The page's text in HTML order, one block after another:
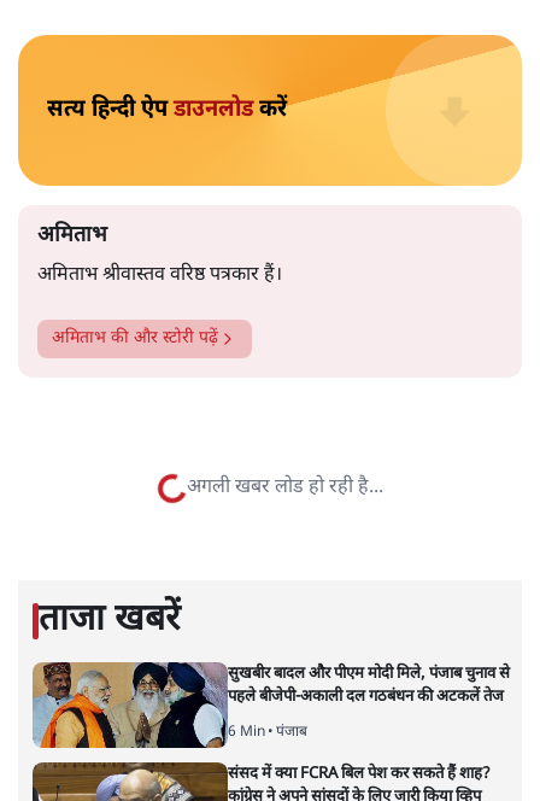
आज गुरुदेव रवीन्द्रनाथ टैगोर की
जयंती ऐसे समय में आई है, जब
पश्चिम बंगाल की राजनीति अभी-अभी एक ऐतिहासिक भूचाल से
गुज़री है। यह क्षण हमें बांग्ला अस्मिता, उसके भविष्य और उस गहरे
बदलाव पर विचार करने को मजबूर करता है, जिसमें दशकों से
टैगोर के उदार, समावेशी, बौद्धिक और बहुलतावादी राष्ट्रवाद से
निर्मित सामाजिक-सांस्कृतिक बंगाल अब श्यामा प्रसाद मुखर्जी के
बहुसंख्यकवादी हिंदू राष्ट्रवाद के विचार की ओर तेज़ रफ्तार और
तीखे तेवरों से बढ़ता दिखाई दे रहा है।
अमिताभ श्रीवास्तव वरिष्ठ पत्रकार हैं।
अमिताभ की और स्टोरी पढ़ें